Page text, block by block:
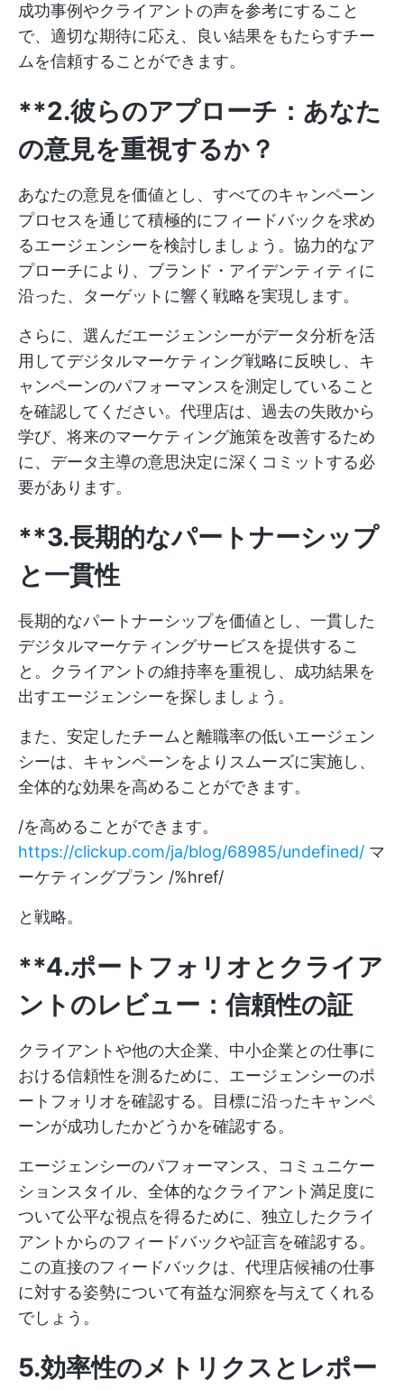
成功事例やクライアントの声を参考にすること
で、適切な期待に応え、良い結果をもたらすチー
ムを信頼することができます。
**2.彼らのアプローチ：あなた
の意見を重視するか？
あなたの意見を価値とし、すべてのキャンペーン
プロセスを通じて積極的にフィードバックを求め
るエージェンシーを検討しましょう。協力的なア
プローチにより、ブランド・アイデンティティに
沿った、ターゲットに響く戦略を実現します。
さらに、選んだエージェンシーがデータ分析を活
用してデジタルマーケティング戦略に反映し、キ
ャンペーンのパフォーマンスを測定していること
を確認してください。代理店は、過去の失敗から
学び、将来のマーケティング施策を改善するため
に、データ主導の意思決定に深くコミットする必
要があります。
**3.長期的なパートナーシップ
と一貫性
長期的なパートナーシップを価値とし、一貫した
デジタルマーケティングサービスを提供するこ
と。クライアントの維持率を重視し、成功結果を
出すエージェンシーを探しましょう。
また、安定したチームと離職率の低いエージェン
シーは、キャンペーンをよりスムーズに実施し、
全体的な効果を高めることができます。
/を高めることができます。
https://clickup.com/ja/blog/68985/undefined/ マ
ーケティングプラン /%href/
と戦略。
**4.ポートフォリオとクライア
ントのレビュー：信頼性の証
クライアントや他の大企業、中小企業との仕事に
おける信頼性を測るために、エージェンシーのポ
ートフォリオを確認する。目標に沿ったキャンペ
ーンが成功したかどうかを確認する。
エージェンシーのパフォーマンス、コミュニケー
ションスタイル、全体的なクライアント満足度に
ついて公平な視点を得るために、独立したクライ
アントからのフィードバックや証言を確認する。
この直接のフィードバックは、代理店候補の仕事
に対する姿勢について有益な洞察を与えてくれる
でしょう。
5.効率性のメトリクスとレポー